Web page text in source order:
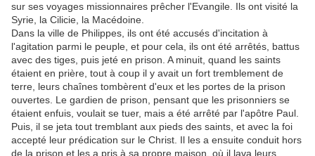
sur ses voyages missionnaires prêcher l'Evangile. Ils ont visité la
Syrie, la Cilicie, la Macédoine.
Dans la ville de Philippes, ils ont été accusés d'incitation à
l'agitation parmi le peuple, et pour cela, ils ont été arrêtés, battus
avec des tiges, puis jeté en prison. A minuit, quand les saints
étaient en prière, tout à coup il y avait un fort tremblement de
terre, leurs chaînes tombèrent d'eux et les portes de la prison
ouvertes. Le gardien de prison, pensant que les prisonniers se
étaient enfuis, voulait se tuer, mais a été arrêté par l'apôtre Paul.
Puis, il se jeta tout tremblant aux pieds des saints, et avec la foi
accepté leur prédication sur le Christ. Il les a ensuite conduit hors
de la prison et les a pris à sa propre maison, où il lava leurs